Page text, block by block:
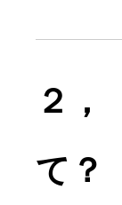
２，
て？